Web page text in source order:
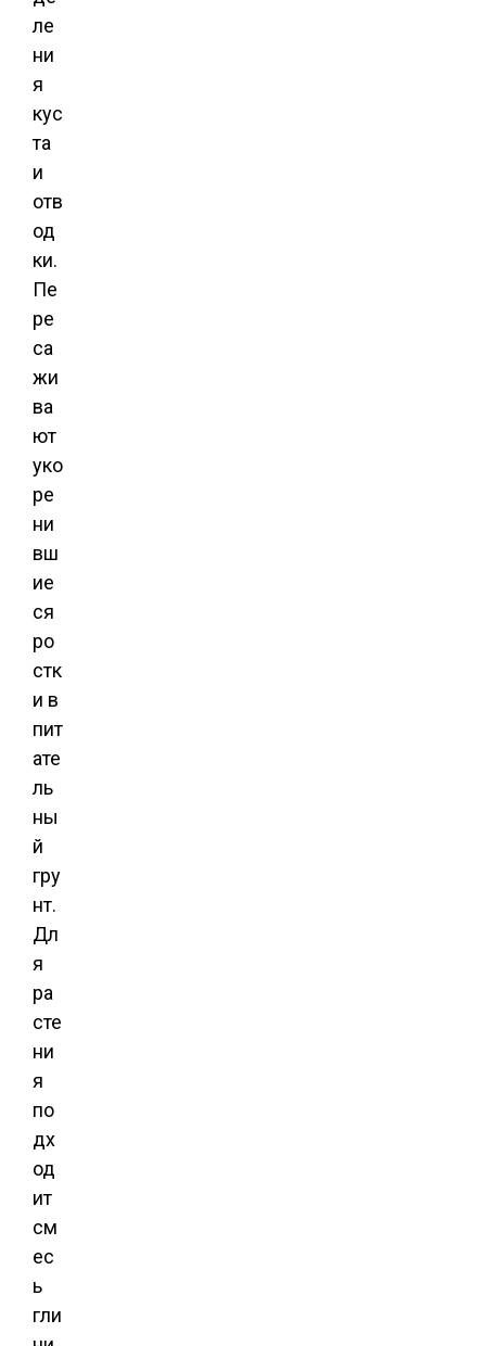
ле
ни
я
кус
та
и
отв
од
ки.
Пе
ре
са
жи
ва
ют
уко
ре
ни
вш
ие
ся
ро
стк
и в
пит
ате
ль
ны
й
гру
нт.
Дл
я
ра
сте
ни
я
по
дх
од
ит
см
ес
ь
гли